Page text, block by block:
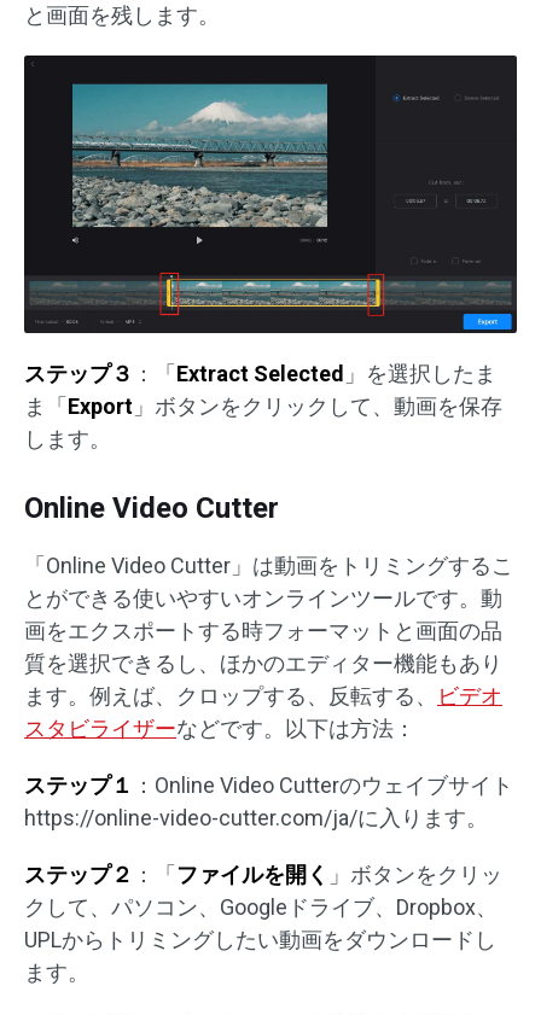
と画面を残します。
ステップ３ ：「 Extract Selected 」を選択したま
ま「 Export 」ボタンをクリックして、動画を保存
します。
Online Video Cutter
「Online Video Cutter」は動画をトリミングするこ
とができる使いやすいオンラインツールです。動
画をエクスポートする時フォーマットと画面の品
質を選択できるし、ほかのエディター機能もあり
ます。例えば、クロップする、反転する、
ビデオ
スタビライザーなどです。以下は方法：
ステップ１ ：Online Video Cutterのウェイブサイト
https://online-video-cutter.com/ja/に入ります。
ステップ２ ：「 ファイルを開く 」ボタンをクリッ
クして、パソコン、Googleドライブ、Dropbox、
UPLからトリミングしたい動画をダウンロードし
ます。